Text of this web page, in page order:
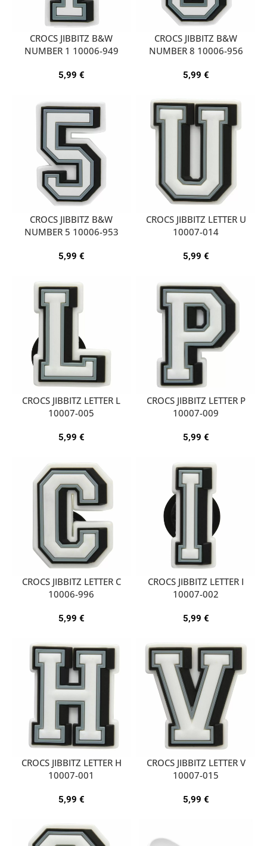
CROCS JIBBITZ B&W
NUMBER 1 10006-949
5,99 €
CROCS JIBBITZ B&W
NUMBER 8 10006-956
5,99 €
CROCS JIBBITZ B&W
NUMBER 5 10006-953
5,99 €
CROCS JIBBITZ LETTER U
10007-014
5,99 €
CROCS JIBBITZ LETTER L
10007-005
5,99 €
CROCS JIBBITZ LETTER P
10007-009
5,99 €
CROCS JIBBITZ LETTER C
10006-996
5,99 €
CROCS JIBBITZ LETTER I
10007-002
5,99 €
CROCS JIBBITZ LETTER H
10007-001
5,99 €
CROCS JIBBITZ LETTER V
10007-015
5,99 €